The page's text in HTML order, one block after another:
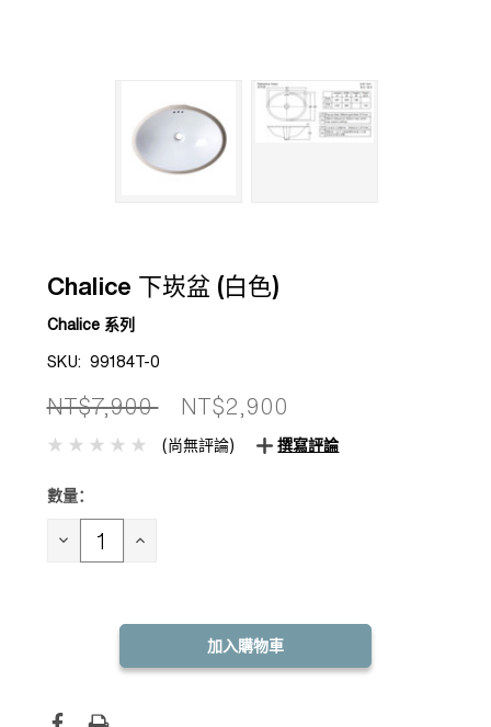
Chalice 下崁盆 (白色)
Chalice 系列
SKU: 99184T-0
NT$7,900 NT$2,900
(尚無評論) 撰寫評論
目前
存：
數量：
減 增